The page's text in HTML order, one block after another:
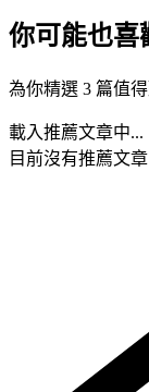
你可能也喜
為你精選 3 篇值
載入推薦文章中...
目前沒有推薦文章